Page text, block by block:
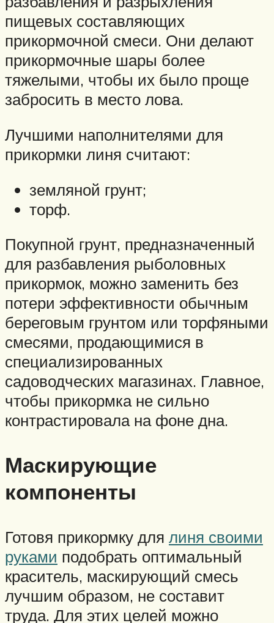
пищевых составляющих
прикормочной смеси. Они делают
прикормочные шары более
тяжелыми, чтобы их было проще
забросить в место лова.
Лучшими наполнителями для
прикормки линя считают:
земляной грунт;
торф.
Покупной грунт, предназначенный
для разбавления рыболовных
прикормок, можно заменить без
потери эффективности обычным
береговым грунтом или торфяными
смесями, продающимися в
специализированных
садоводческих магазинах. Главное,
чтобы прикормка не сильно
контрастировала на фоне дна.
Маскирующие
компоненты
Готовя прикормку для линя своими
руками подобрать оптимальный
краситель, маскирующий смесь
лучшим образом, не составит
труда. Для этих целей можно